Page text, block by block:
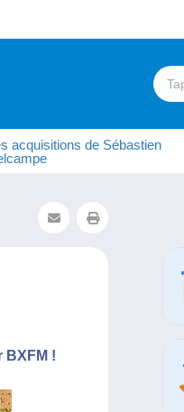
acquisitions de Sébastien
BXFM !